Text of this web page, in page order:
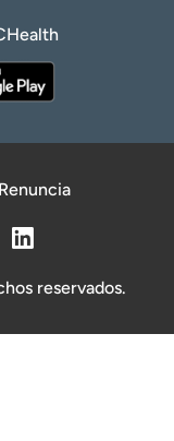
Renuncia
reservados.